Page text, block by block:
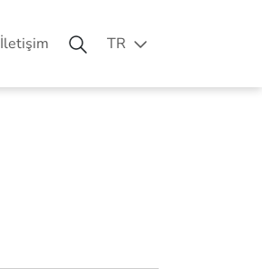
İletişim TR